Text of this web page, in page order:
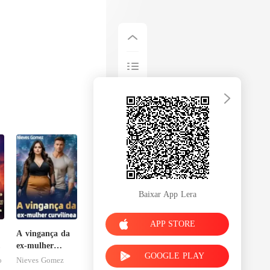
A vingança da
ex-mulher
curvilínea
Nieves Gomez
Baixar App Lera
APP STORE
GOOGLE PLAY